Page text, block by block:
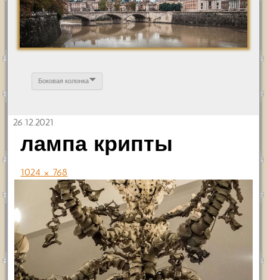
Боковая колонка
26.12.2021
лампа крипты
1024 × 768